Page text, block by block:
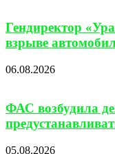
Гендиректор
взрыве
06.08.2026
ФАС возбудила
05.08.2026